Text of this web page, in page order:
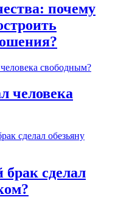
почему
человека
сделал